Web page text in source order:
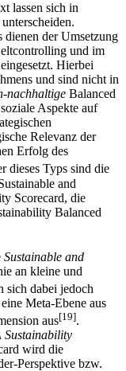
lassen sich in
dienen der Umsetzung
und im
Hierbei
und sind nicht in
nachhaltige Balanced
Aspekte auf
Relevanz der
Erfolg des
dieses Typs sind die
and
Scorecard, die
Balanced
Sustainable and
an kleine und
sich dabei jedoch
Meta-Ebene aus
aus[19].
Sustainability
wird die
Perspektive bzw.